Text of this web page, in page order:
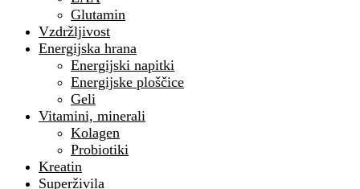
Glutamin
Vzdržljivost
Energijska hrana
Energijski napitki
Energijske ploščice
Geli
Vitamini, minerali
Kolagen
Probiotiki
Kreatin
Superživila